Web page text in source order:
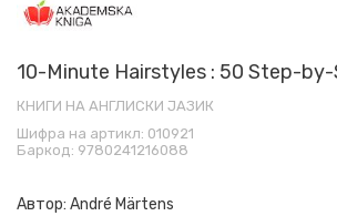
10-Minute Hairstyles : 50 Step-
КНИГИ НА АНГЛИСКИ ЈАЗИК
Шифра на артикл: 010921
Баркод: 9780241216088
Автор: André Märtens